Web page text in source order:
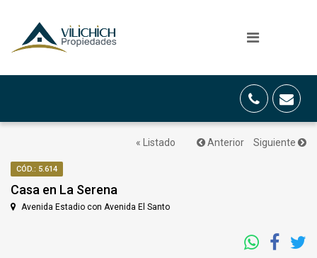
« Listado Anterior Siguiente
CÓD.: 5.614
Casa en La Serena
Avenida Estadio con Avenida El Santo